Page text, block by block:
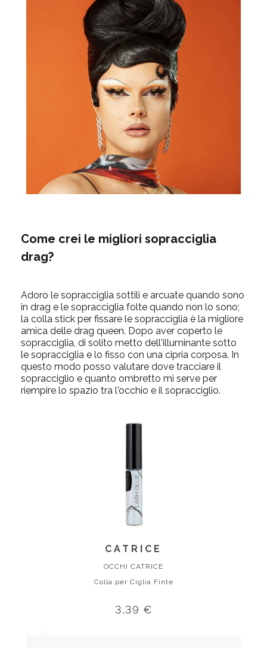
Come crei le migliori sopracciglia
drag?
Adoro le sopracciglia sottili e arcuate quando sono
in drag e le sopracciglia folte quando non lo sono;
la colla stick per fissare le sopracciglia è la migliore
amica delle drag queen. Dopo aver coperto le
sopracciglia, di solito metto dell'illuminante sotto
le sopracciglia e lo fisso con una cipria corposa. In
questo modo posso valutare dove tracciare il
sopracciglio e quanto ombretto mi serve per
riempire lo spazio tra l'occhio e il sopracciglio.
CATRICE
OCCHI CATRICE
Colla per Ciglia Finte
3,39 €